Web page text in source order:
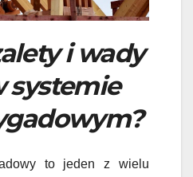
i wady
systemie
to jeden z wielu